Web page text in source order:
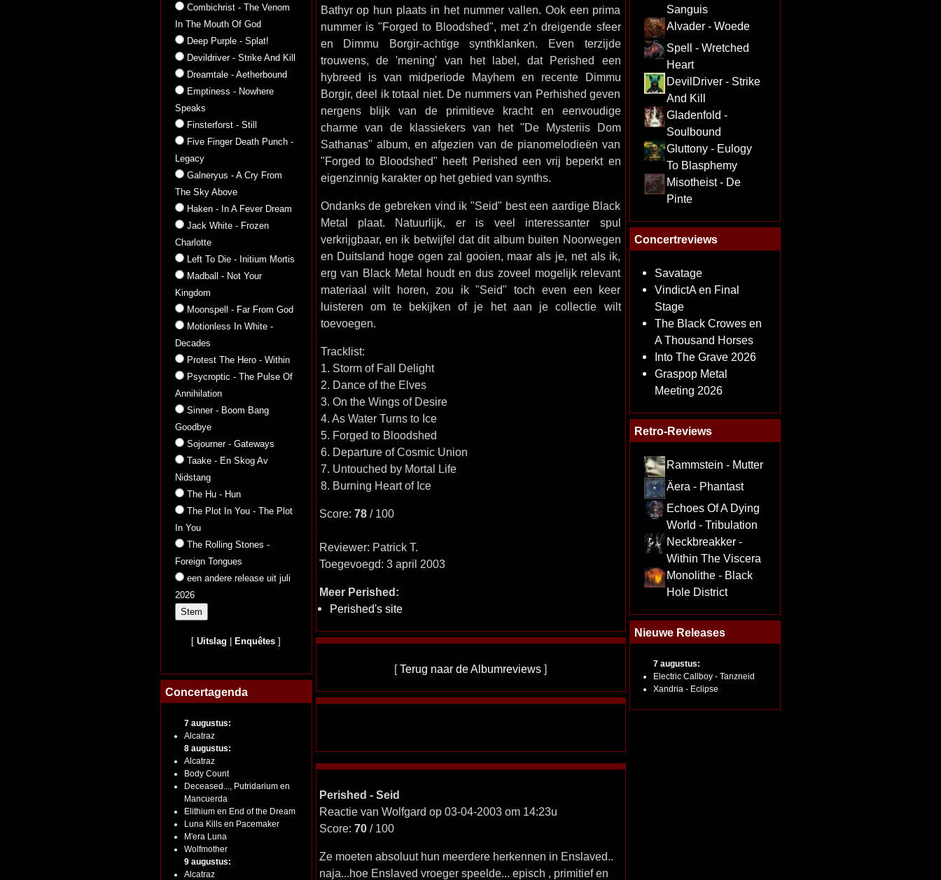
Combichrist - The Venom
In The Mouth Of God
Deep Purple - Splat!
Devildriver - Strike And Kill
Dreamtale - Aetherbound
Emptiness - Nowhere
Speaks
Finsterforst - Still
Five Finger Death Punch -
Legacy
Galneryus - A Cry From
The Sky Above
Haken - In A Fever Dream
Jack White - Frozen
Charlotte
Left To Die - Initium Mortis
Madball - Not Your
Kingdom
Moonspell - Far From God
Motionless In White -
Decades
Protest The Hero - Within
Psycroptic - The Pulse Of
Annihilation
Sinner - Boom Bang
Goodbye
Sojourner - Gateways
Taake - En Skog Av
Nidstang
The Hu - Hun
The Plot In You - The Plot
In You
The Rolling Stones -
Foreign Tongues
een andere release uit juli
2026
[Uitslag Enquêtes ]
Concertagenda
7 augustus:
Alcatraz
8 augustus:
Alcatraz
Body Count
Deceased..., Putridarium en
Mancuerda
Elithium en End of the Dream
Luna Kills en Pacemaker
M'era Luna
Wolfmother
9 augustus:
Alcatraz
Bathyr op hun plaats in het nummer vallen. Ook een prima
nummer is "Forged to Bloodshed", met z'n dreigende sfeer
en Dimmu Borgir-achtige synthklanken. Even terzijde
trouwens, de 'mening' van het label, dat Perished een
hybreed is van midperiode Mayhem en recente Dimmu
Borgir, deel ik totaal niet. De nummers van Perhished geven
nergens blijk van de primitieve kracht en eenvoudige
charme van de klassiekers van het "De Mysteriis Dom
Sathanas" album, en afgezien van de pianomelodieën van
"Forged to Bloodshed" heeft Perished een vrij beperkt en
eigenzinnig karakter op het gebied van synths.
Ondanks de gebreken vind ik "Seid" best een aardige Black
Metal plaat. Natuurlijk, er is veel interessanter spul
verkrijgbaar, en ik betwijfel dat dit album buiten Noorwegen
en Duitsland hoge ogen zal gooien, maar als je, net als ik,
erg van Black Metal houdt en dus zoveel mogelijk relevant
materiaal wilt horen, zou ik "Seid" toch even een keer
luisteren om te bekijken of je het aan je collectie wilt
toevoegen.
Tracklist:
1. Storm of Fall Delight
2. Dance of the Elves
3. On the Wings of Desire
4. As Water Turns to Ice
5. Forged to Bloodshed
6. Departure of Cosmic Union
7. Untouched by Mortal Life
8. Burning Heart of Ice
Score: 78/ 100
Reviewer: Patrick T.
Toegevoegd: 3 april 2003
Meer Perished:
Perished's site
[Terug naar de Albumreviews ]
Perished - Seid
Reactie van Wolfgard op 03-04-2003 om 14:23u
Score: 70/ 100
Ze moeten absoluut hun meerdere herkennen in Enslaved..
naja...hoe Enslaved vroeger speelde... episch , primitief en
Sanguis
Alvader - Woede
Spell - Wretched
Heart
DevilDriver - Strike
And Kill
Gladenfold -
Soulbound
Gluttony - Eulogy
To Blasphemy
Misotheist - De
Pinte
Concertreviews
Savatage
VindictA en Final
Stage
The Black Crowes en
A Thousand Horses
Into The Grave 2026
Graspop Metal
Meeting 2026
Retro-Reviews
Rammstein - Mutter
Äera - Phantast
Echoes Of A Dying
World - Tribulation
Neckbreakker -
Within The Viscera
Monolithe - Black
Hole District
Nieuwe Releases
7 augustus:
Electric Callboy - Tanzneid
Xandria - Eclipse